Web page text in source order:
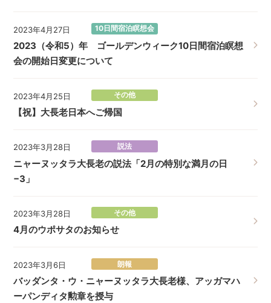
2023年4月27日 10日間宿泊瞑想会
2023（令和5）年 ゴールデンウィーク10日間宿泊瞑想
会の開始日変更について
2023年4月25日 その他
【祝】大長老日本へご帰国
2023年3月28日 説法
ニャーヌッタラ大長老の説法「2月の特別な満月の日
−3」
2023年3月28日 その他
4月のウポサタのお知らせ
2023年3月6日 朗報
バッダンタ・ウ・ニャーヌッタラ大長老様、アッガマハ
ーパンディタ勲章を授与